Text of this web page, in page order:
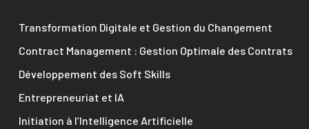
Transformation Digitale et Gestion du Changement
Contract Management : Gestion Optimale des Contrats
Développement des Soft Skills
Entrepreneuriat et IA
Initiation à l’Intelligence Artificielle